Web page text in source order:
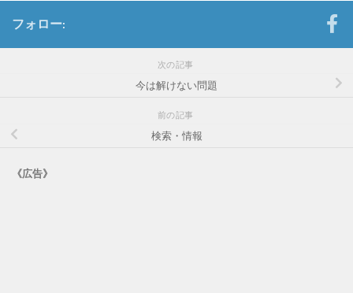
フォロー:
次の記事
今は解けない問題
前の記事
検索・情報
《広告》